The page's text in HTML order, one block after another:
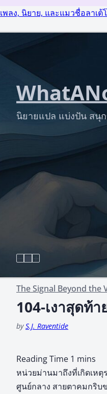
เพลง, นิยาย, และแมวชื่อลาเต้
นิยายแปล แบ่งปัน สนุ
The Signal Beyond the
104-เงาสุดท้
byS.J. Raventide
หน่วยม่านมาถึงที่เกิดเห
ศูนย์กลาง สายตาคมกริบ